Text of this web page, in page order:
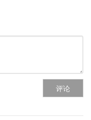
评论